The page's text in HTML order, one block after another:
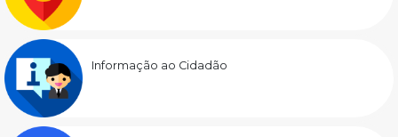
Informação ao Cidadão